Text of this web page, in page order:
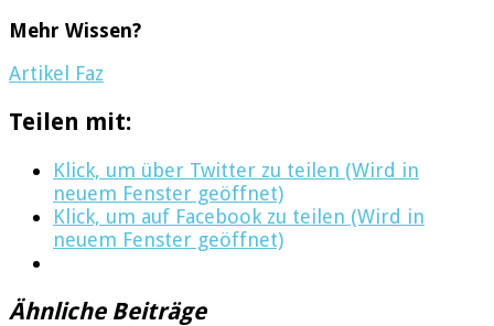
Mehr Wissen?
Artikel Faz
Teilen mit:
Klick, um über Twitter zu teilen (Wird in
neuem Fenster geöffnet)
Klick, um auf Facebook zu teilen (Wird in
neuem Fenster geöffnet)
Ähnliche Beiträge